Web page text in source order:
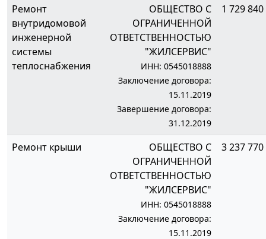
Ремонт
внутридомовой
инженерной
системы
теплоснабжения
ОБЩЕСТВО С
ОГРАНИЧЕННОЙ
ОТВЕТСТВЕННОСТЬЮ
"ЖИЛСЕРВИС"
ИНН: 0545018888
Заключение договора:
15.11.2019
Завершение договора:
31.12.2019
1 729
Ремонт крыши
ОБЩЕСТВО С
ОГРАНИЧЕННОЙ
ОТВЕТСТВЕННОСТЬЮ
"ЖИЛСЕРВИС"
ИНН: 0545018888
Заключение договора:
15.11.2019
3 237